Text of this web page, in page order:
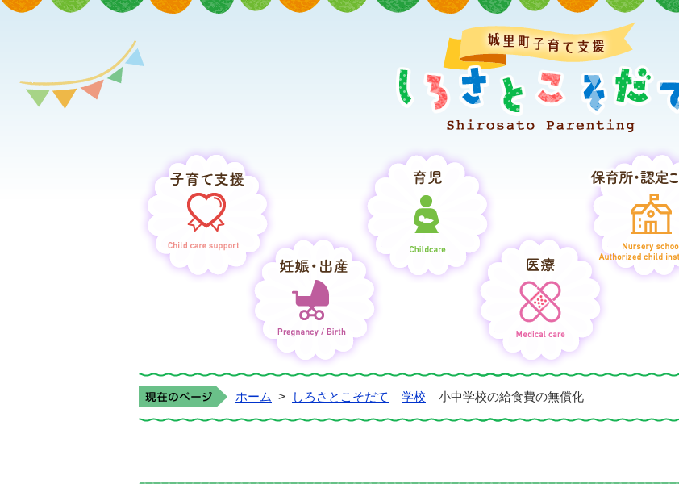
医療
ホーム > しろさとこそだて 学校 小中学校の給食費の無償化